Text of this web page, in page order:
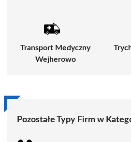
Transport Medyczny
Wejherowo
Pozostałe Typy Firm w